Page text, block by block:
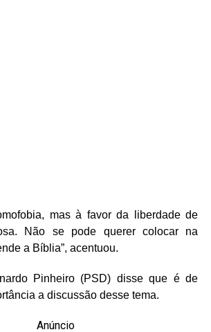
mas à favor da liberdade de
Não se pode querer colocar na
a Bíblia”, acentuou.
Pinheiro (PSD) disse que é de
a discussão desse tema.
Anúncio